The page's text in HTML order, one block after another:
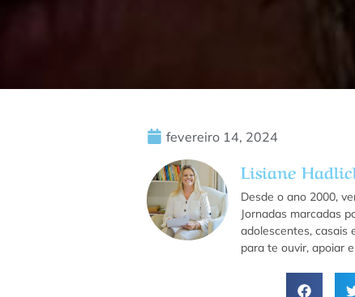
fevereiro 14, 2024
Lisiane
Desde o ano 2000,
Jornadas marcadas
adolescentes, casais
para te ouvir, apoiar